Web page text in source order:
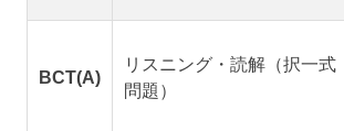
BCT(A)
リスニング・読解（択一式
問題）